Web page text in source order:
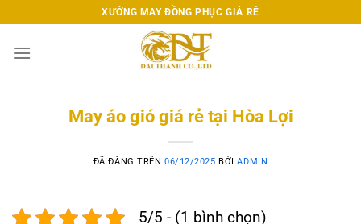
đến
nội
XƯỞNG MAY ĐỒNG PHỤC GIÁ RẺ
May áo gió giá rẻ tại Hòa Lợi
ĐÃ ĐĂNG TRÊN06/12/2025 BỞIADMIN
5/5 - (1 bình chọn)